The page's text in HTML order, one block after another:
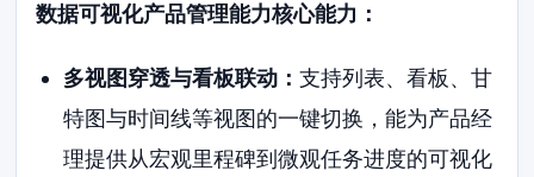
数据可视化产品管理能力核心能力：
多视图穿透与看板联动： 支持列表、看板、甘
特图与时间线等视图的一键切换，能为产品经
理提供从宏观里程碑到微观任务进度的可视化